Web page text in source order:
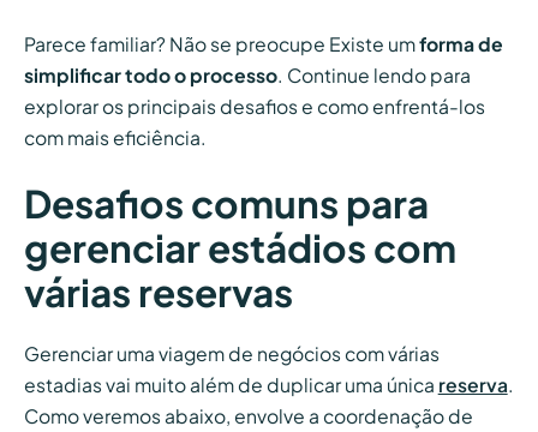
Parece familiar? Não se preocupe Existe umforma de
simplificar todo o processo. Continue lendo para
explorar os principais desafios e como enfrentá-los
com mais eficiência.
Desafios comuns para
gerenciar estádios com
várias reservas
Gerenciar uma viagem de negócios com várias
estadias vai muito além de duplicar uma única reserva.
Como veremos abaixo, envolve a coordenação de